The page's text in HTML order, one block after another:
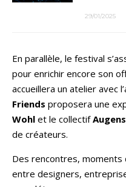
29/01/2025
En parallèle, le festival
pour enrichir encore son
accueillera un atelier avec
Friends proposera une
Wohl et le collectif
de créateurs.
Des rencontres,
entre designers,